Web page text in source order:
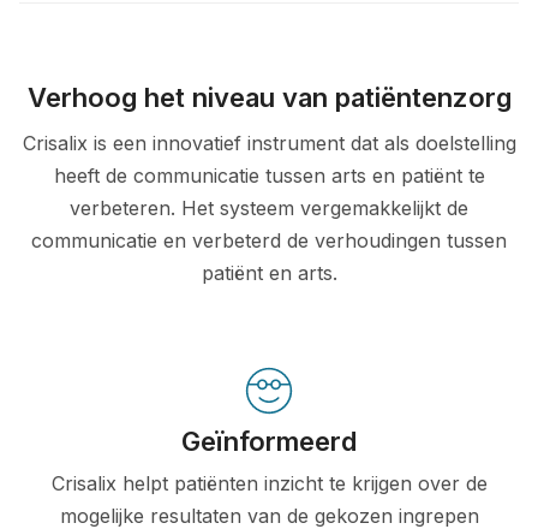
Verhoog het niveau van patiëntenzorg
Crisalix is een innovatief instrument dat als doelstelling
heeft de communicatie tussen arts en patiënt te
verbeteren. Het systeem vergemakkelijkt de
communicatie en verbeterd de verhoudingen tussen
patiënt en arts.
Geïnformeerd
Crisalix helpt patiënten inzicht te krijgen over de
mogelijke resultaten van de gekozen ingrepen